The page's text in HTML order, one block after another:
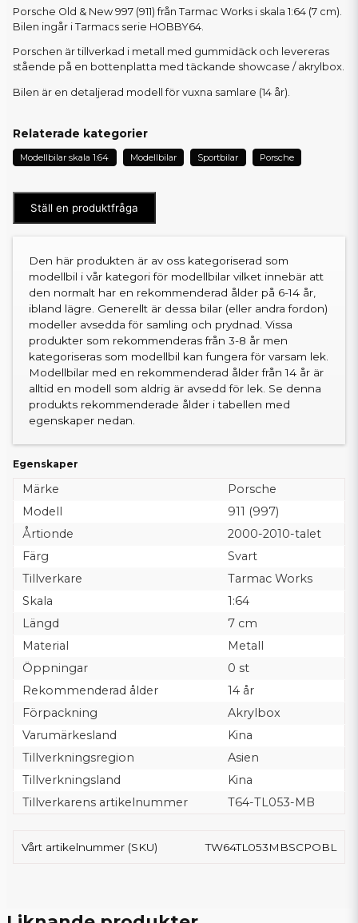
Porsche Old & New 997 (911) från Tarmac Works i skala 1:64 (7 cm).
Bilen ingår i Tarmacs serie HOBBY64.
Porschen är tillverkad i metall med gummidäck och levereras
stående på en bottenplatta med täckande showcase / akrylbox.
Bilen är en detaljerad modell för vuxna samlare (14 år).
Relaterade kategorier
Modellbilar skala 1:64 Modellbilar Sportbilar Porsche
Ställ en produktfråga
Den här produkten är av oss kategoriserad som
modellbil i vår kategori för modellbilar vilket innebär att
den normalt har en rekommenderad ålder på 6-14 år,
ibland lägre. Generellt är dessa bilar (eller andra fordon)
modeller avsedda för samling och prydnad. Vissa
produkter som rekommenderas från 3-8 år men
kategoriseras som modellbil kan fungera för varsam lek.
Modellbilar med en rekommenderad ålder från 14 år är
alltid en modell som aldrig är avsedd för lek. Se denna
produkts rekommenderade ålder i tabellen med
egenskaper nedan.
Egenskaper
Märke
Porsche
Modell
911 (997)
Årtionde
2000-2010-talet
Färg
Svart
Tillverkare
Tarmac Works
Skala
1:64
Längd
7 cm
Material
Metall
Öppningar
0 st
Rekommenderad ålder
14 år
Förpackning
Akrylbox
Varumärkesland
Kina
Tillverkningsregion
Asien
Tillverkningsland
Kina
Tillverkarens artikelnummer
T64-TL053-MB
Vårt artikelnummer (SKU) TW64TL053MBSCPOBL